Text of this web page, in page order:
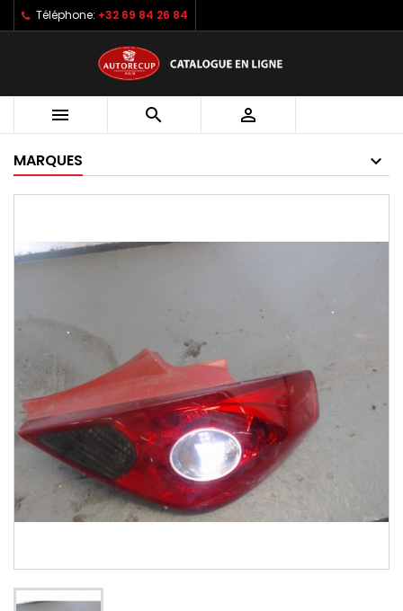
Téléphone: +32 69 84 26 84
  
MARQUES